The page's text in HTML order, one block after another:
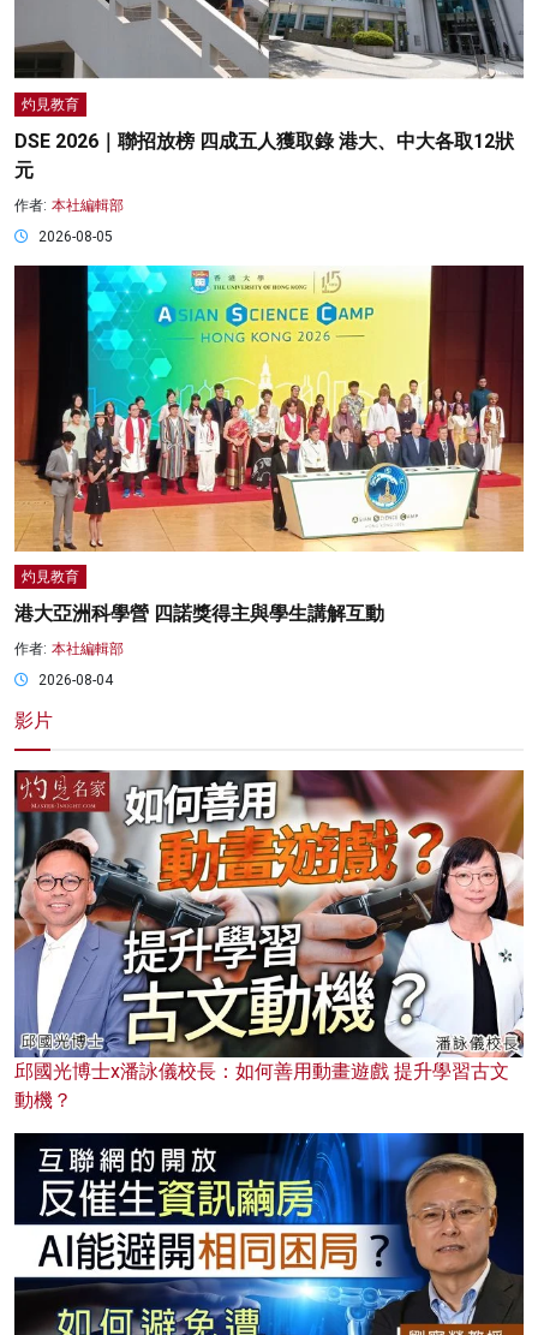
灼見教育
DSE 2026｜聯招放榜 四成五人獲取錄 港大、中大各取12狀
元
作者: 本社編輯部
2026-08-05
灼見教育
港大亞洲科學營 四諾獎得主與學生講解互動
作者: 本社編輯部
2026-08-04
影片
邱國光博士x潘詠儀校長：如何善用動畫遊戲 提升學習古文
動機？